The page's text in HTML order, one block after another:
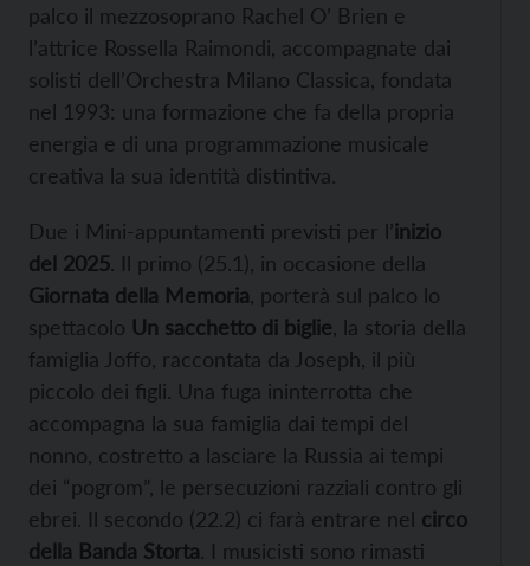
palco il mezzosoprano Rachel O’ Brien e
l’attrice Rossella Raimondi, accompagnate dai
solisti dell’Orchestra Milano Classica, fondata
nel 1993: una formazione che fa della propria
energia e di una programmazione musicale
creativa la sua identità distintiva.
Due i Mini-appuntamenti previsti per l’inizio
del 2025. Il primo (25.1), in occasione della
Giornata della Memoria , porterà sul palco lo
spettacolo Un sacchetto di biglie , la storia della
famiglia Joffo, raccontata da Joseph, il più
piccolo dei figli. Una fuga ininterrotta che
accompagna la sua famiglia dai tempi del
nonno, costretto a lasciare la Russia ai tempi
dei “pogrom”, le persecuzioni razziali contro gli
ebrei. Il secondo (22.2) ci farà entrare nel circo
della Banda Storta. I musicisti sono rimasti